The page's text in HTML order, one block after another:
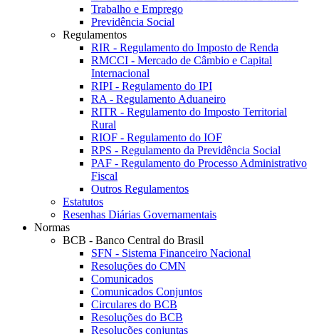
Trabalho e Emprego
Previdência Social
Regulamentos
RIR - Regulamento do Imposto de Renda
RMCCI - Mercado de Câmbio e Capital
Internacional
RIPI - Regulamento do IPI
RA - Regulamento Aduaneiro
RITR - Regulamento do Imposto Territorial
Rural
RIOF - Regulamento do IOF
RPS - Regulamento da Previdência Social
PAF - Regulamento do Processo Administrativo
Fiscal
Outros Regulamentos
Estatutos
Resenhas Diárias Governamentais
Normas
BCB - Banco Central do Brasil
SFN - Sistema Financeiro Nacional
Resoluções do CMN
Comunicados
Comunicados Conjuntos
Circulares do BCB
Resoluções do BCB
Resoluções conjuntas